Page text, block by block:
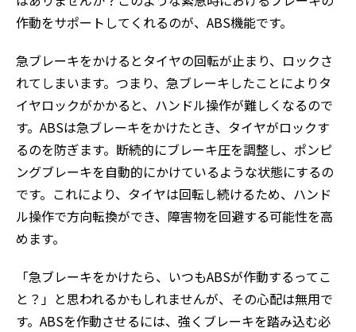
作動をサポートしてくれるのが、ABS機能です。
急ブレーキをかけるとタイヤの回転が止まり、ロックさ
れてしまいます。つまり、急ブレーキしたことによりタ
イヤロックがかかると、ハンドル操作が難しくなるので
す。ABSは急ブレーキをかけたとき、タイヤがロックす
るのを防ぎます。断続的にブレーキ圧を調整し、ポンピ
ングブレーキを自動的にかけているような状態にするの
です。これにより、タイヤは回転し続けるため、ハンド
ル操作で方向転換ができ、障害物を回避する可能性を高
めます。
「急ブレーキをかけたら、いつもABSが作動するってこ
と？」と思われるかもしれませんが、その心配は無用で
す。ABSを作動させるには、強くブレーキを踏み込む必